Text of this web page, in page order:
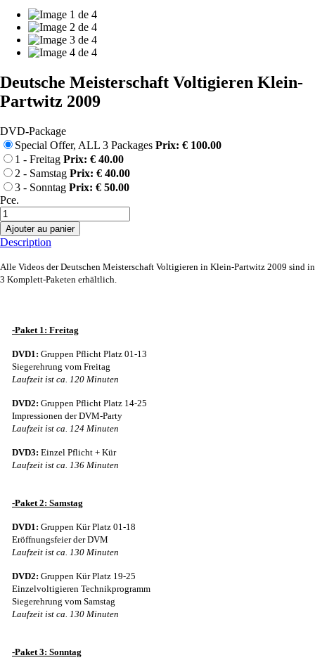
Deutsche Meisterschaft Voltigieren Klein-
Partwitz 2009
DVD-Package
Special Offer, ALL 3 Packages Prix: € 100.00
1 - Freitag Prix: € 40.00
2 - Samstag Prix: € 40.00
3 - Sonntag Prix: € 50.00
Pce.
Ajouter au panier
Description
Alle Videos der Deutschen Meisterschaft Voltigieren in Klein-Partwitz 2009 sind in
3 Komplett-Paketen erhältlich
-Paket 1: Freitag
DVD1: Gruppen Pflicht Platz 01-13
Siegerehrung vom Freitag
Laufzeit ist ca. 120 Minuten
DVD2: Gruppen Pflicht Platz 14-25
Impressionen der DVM-Party
Laufzeit ist ca. 124 Minuten
DVD3: Einzel Pflicht + Kür
Laufzeit ist ca. 136 Minuten
-Paket 2: Samstag
DVD1: Gruppen Kür Platz 01-18
Eröffnungsfeier der DVM
Laufzeit ist ca. 130 Minuten
DVD2: Gruppen Kür Platz 19-25
Einzelvoltigieren Technikprogramm
Siegerehrung vom Samstag
Laufzeit ist ca. 130 Minuten
-Paket 3: Sonntag